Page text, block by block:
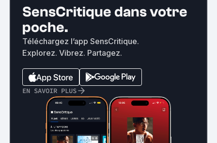
SensCritique dans votre
poche.
Téléchargez l’app SensCritique.
Explorez. Vibrez. Partagez.
EN SAVOIR PLUS